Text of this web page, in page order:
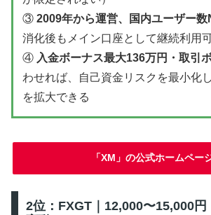
③ 2009年から運営、国内ユーザー数
消化後もメイン口座として継続利用
④ 入金ボーナス最大136万円・取引
わせれば、自己資金リスクを最小化
を拡大できる
「XM」の公式ホームペー
2位：FXGT｜12,000〜15,000